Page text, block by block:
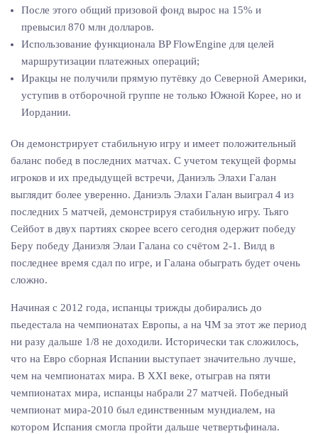
После этого общий призовой фонд вырос на 15% и
превысил 870 млн долларов.
Использование функционала BP FlowEngine для целей
маршрутизации платежных операций;
Иракцы не получили прямую путёвку до Северной Америки,
уступив в отборочной группе не только Южной Корее, но и
Иордании.
Он демонстрирует стабильную игру и имеет положительный
баланс побед в последних матчах. С учетом текущей формы
игроков и их предыдущей встречи, Даниэль Элахи Галан
выглядит более уверенно. Даниэль Элахи Галан выиграл 4 из
последних 5 матчей, демонстрируя стабильную игру. Тьяго
Сейбот в двух партиях скорее всего сегодня одержит победу
Беру победу Даниэля Элаи Галана со счётом 2-1. Вилд в
последнее время сдал по игре, и Галана обыграть будет очень
сложно.
Начиная с 2012 года, испанцы трижды добирались до
пьедестала на чемпионатах Европы, а на ЧМ за этот же период
ни разу дальше 1/8 не доходили. Исторически так сложилось,
что на Евро сборная Испании выступает значительно лучше,
чем на чемпионатах мира. В XXI веке, отыграв на пяти
чемпионатах мира, испанцы набрали 27 матчей. Победный
чемпионат мира-2010 был единственным мундиалем, на
котором Испания смогла пройти дальше четвертьфинала.